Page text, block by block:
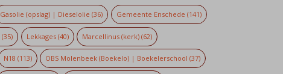
Gasolie (opslag) | Dieselolie (36) Gemeente Enschede (141)
(35) Lekkages(40) Marcellinus (kerk) (62)
N18 (113) OBS Molenbeek (Boekelo) | Boekelerschool (37)